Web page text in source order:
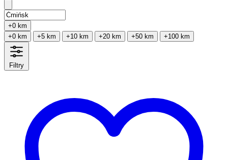
+0 km
+0 km
+5 km +10 km +20 km +50 km +100 km
Filtry